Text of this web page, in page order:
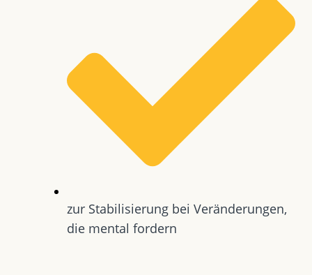
zur Stabilisierung bei Veränderungen,
die mental fordern